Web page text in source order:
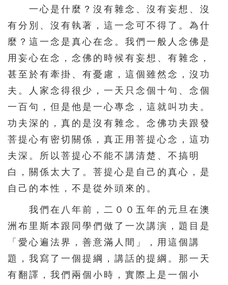
217 218 219 220
221 222 223 224 225
231 232 233 234 235
236 237 238 239 240
241 242 243 244 245
246 247 248 249 250
256 257 258 259 260
261 262 263
266 267 268 269 270
271 272 273 274 275
276 277 278 279 280
281 282 283 284 285
一心是什麼？沒有雜念、沒有妄想、沒
有分別、沒有執著，這一念可不得了。為什
麼？這一念是真心在念。我們一般人念佛是
用妄心在念，念佛的時候有妄想、有雜念，
甚至於有牽掛、有憂慮，這個雖然念，沒功
夫。人家念得很少，一天只念個十句、念個
一百句，但是他是一心專念，這就叫功夫。
功夫深的，真的是沒有雜念。念佛功夫跟發
菩提心有密切關係，真正用菩提心念，這功
夫深。所以菩提心不能不講清楚、不搞明
白，關係太大了。菩提心是自己的真心，是
自己的本性，不是從外頭來的。
我們在八年前，二００五年的元旦在澳
洲布里斯本跟同學們做了一次講演，題目是
「愛心遍法界，善意滿人間」，用這個講
題，我寫了一個提綱，講話的提綱。那一天
有翻譯，我們兩個小時，實際上是一個小